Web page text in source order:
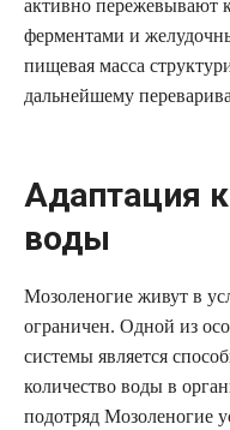
активно пережевывают
ферментами и
пищевая масса
дальнейшему
Адаптация
воды
Мозоленогие живут в
ограничен. Одной из
системы является
количество воды в
подотряд Мозоленогие